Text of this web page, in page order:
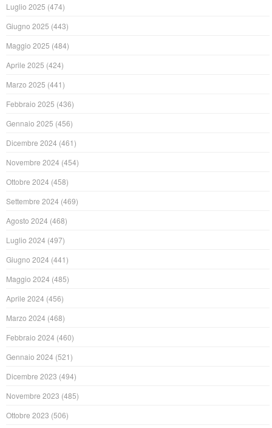
Luglio 2025 (474)
Giugno 2025 (443)
Maggio 2025 (484)
Aprile 2025 (424)
Marzo 2025 (441)
Febbraio 2025 (436)
Gennaio 2025 (456)
Dicembre 2024 (461)
Novembre 2024 (454)
Ottobre 2024 (458)
Settembre 2024 (469)
Agosto 2024 (468)
Luglio 2024 (497)
Giugno 2024 (441)
Maggio 2024 (485)
Aprile 2024 (456)
Marzo 2024 (468)
Febbraio 2024 (460)
Gennaio 2024 (521)
Dicembre 2023 (494)
Novembre 2023 (485)
Ottobre 2023 (506)